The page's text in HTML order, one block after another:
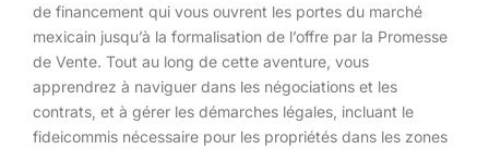
de financement qui vous ouvrent les portes du marché
mexicain jusqu’à la formalisation de l’offre par la Promesse
de Vente. Tout au long de cette aventure, vous
apprendrez à naviguer dans les négociations et les
contrats, et à gérer les démarches légales, incluant le
fideicommis nécessaire pour les propriétés dans les zones